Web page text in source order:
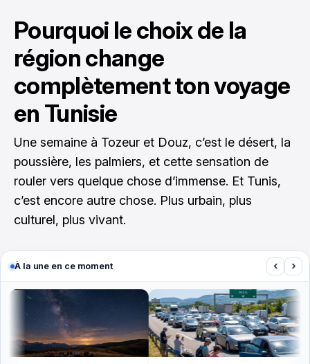
Pourquoi le choix de la
région change
complètement ton voyage
en Tunisie
Une semaine à Tozeur et Douz, c’est le désert, la
poussière, les palmiers, et cette sensation de
rouler vers quelque chose d’immense. Et Tunis,
c’est encore autre chose. Plus urbain, plus
culturel, plus vivant.
À la une en ce moment ‹ ›